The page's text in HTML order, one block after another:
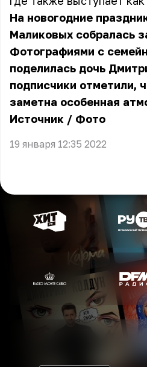
На новогодние
Маликовых собралась
Фотографиями с
поделилась дочь
подписчики отметили,
заметна особенная
Источник / Фото
19 января 12:35 2022